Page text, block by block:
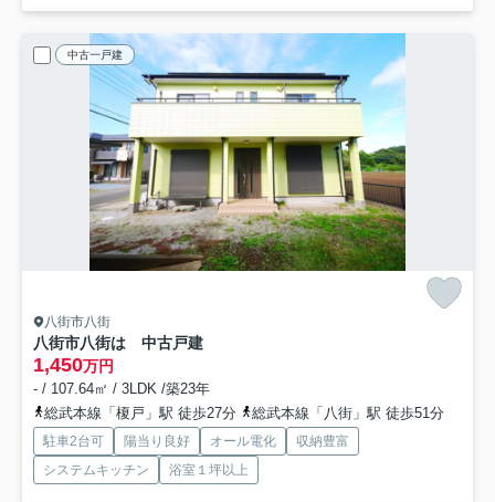
中古一戸建
八街市八街
八街市八街は 中古戸建
1,450万円
- / 107.64㎡ / 3LDK /築23年
総武本線「榎戸」駅 徒歩27分
総武本線「八街」駅 徒歩51分
駐車2台可 陽当り良好 オール電化
収納豊富
システムキッチン
浴室１坪以上